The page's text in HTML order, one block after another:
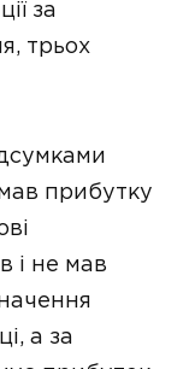
за
трьох
прибутку
і не мав
а за